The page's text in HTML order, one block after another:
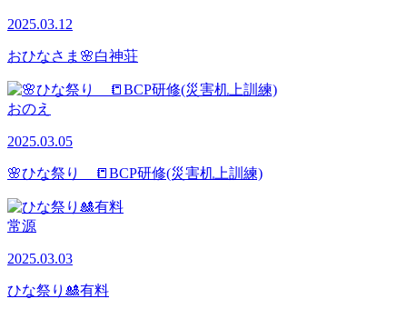
2025.03.12
おひなさま🌸白神荘
おのえ
2025.03.05
🌸ひな祭り 📒BCP研修(災害机上訓練)
常源
2025.03.03
ひな祭り🎎有料